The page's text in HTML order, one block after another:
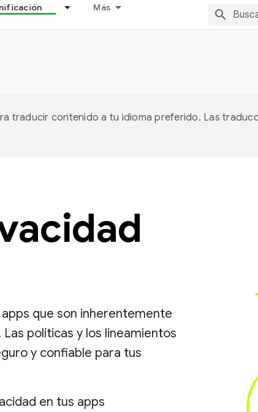
Más
traducir contenido a tu idioma preferido. Las
que son inherentemente
políticas y los lineamientos
y confiable para tus
en tus apps